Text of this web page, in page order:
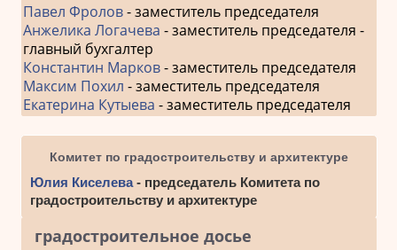
Павел Фролов- заместитель председателя
Анжелика Логачева - заместитель председателя -
главный бухгалтер
Константин Марков- заместитель председателя
Максим Похил - заместитель председателя
Екатерина Кутыева - заместитель председателя
Комитет по градостроительству и архитектуре
Юлия Киселева- председатель Комитета по
градостроительству и архитектуре
градостроительное досье